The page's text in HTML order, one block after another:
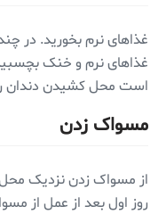
غذاهای نرم بخورید. در
غذاهای نرم و خنک
است محل کشیدن دندان
مسواک زدن
از مسواک زدن نزدیک
روز اول بعد از عمل از